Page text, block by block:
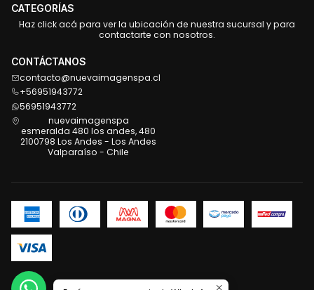
CATEGORÍAS
Haz click acá para ver la ubicación de nuestra sucursal y para
contactarte con nosotros.
CONTÁCTANOS
contacto@nuevaimagenspa.cl
+56951943772
56951943772
nuevaimagenspa
esmeralda 480 los andes, 480
2100798 Los Andes - Los Andes
Valparaíso - Chile